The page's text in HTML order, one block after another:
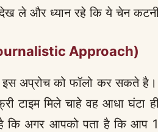
ले और ध्यान रहे कि ये चेन कटनी
Approach)
अप्रोच को फॉलो कर सकते
टाइम मिले चाहे वह आधा घंटा
कि अगर आपको पता है कि आप